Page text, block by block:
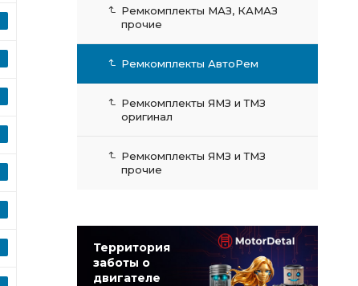
Ремкомплекты МАЗ, КАМАЗ
прочие
Ремкомплекты АвтоРем
Ремкомплекты ЯМЗ и ТМЗ
оригинал
Ремкомплекты ЯМЗ и ТМЗ
прочие
Территория
заботы о
двигателе